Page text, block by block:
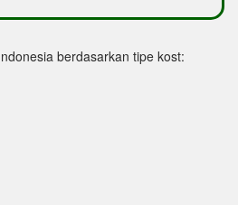
berdasarkan tipe kost: